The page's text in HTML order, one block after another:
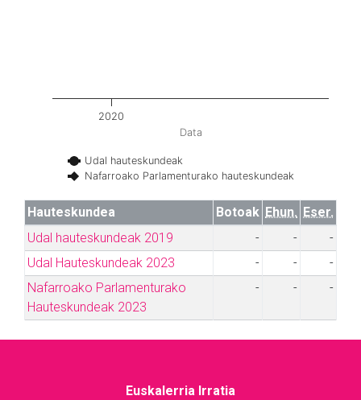
Data
Udal hauteskundeak
Nafarroako Parlamenturako hauteskundeak
2020
Hauteskundea Botoak Ehun. Eser.
Udal hauteskundeak 2019
- -
-
Udal Hauteskundeak 2023
- -
-
Nafarroako Parlamenturako
Hauteskundeak 2023
- - -
Euskalerria Irratia